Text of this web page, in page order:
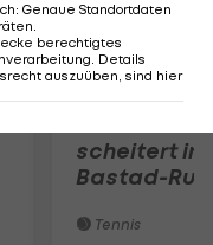
scheitert in
Bastad-
Tennis
: Genaue Standortdaten
.
berechtigtes
Details
auszuüben, sind hier